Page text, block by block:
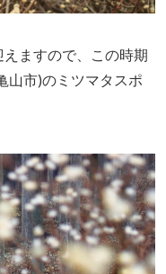
ますので、この時期
山市)のミツマタスポ